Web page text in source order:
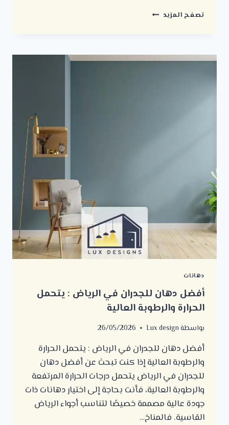
تصفح المزيد شركة
:
دهانات
أفضل دهان للجدران في الرياض : يتحمل
الحرارة والرطوبة العالية
بواسطةLux design
26/05/2026
أفضل دهان للجدران في الرياض : يتحمل الحرارة
والرطوبة العالية إذا كنت تبحث عن أفضل دهان
للجدران في الرياض يتحمل درجات الحرارة المرتفعة
والرطوبة العالية، فأنت بحاجة إلى اختيار دهانات ذات
جودة عالية مصممة خصيصًا لتناسب أجواء الرياض
القاسية. فالمناخ…